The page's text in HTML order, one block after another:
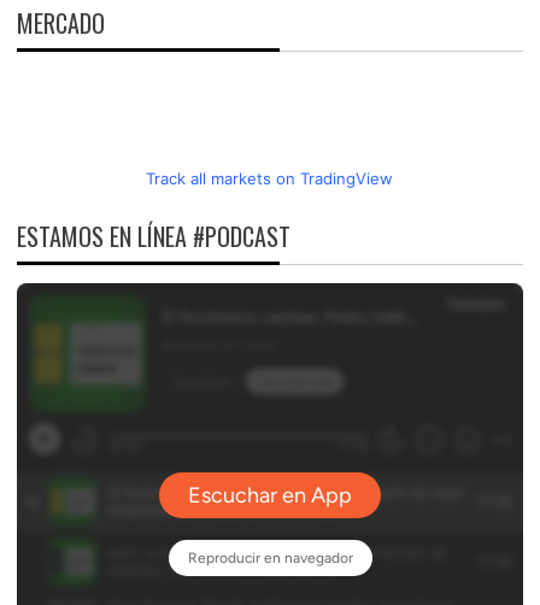
MERCADO
Track all markets on TradingView
ESTAMOS EN LÍNEA #PODCAST